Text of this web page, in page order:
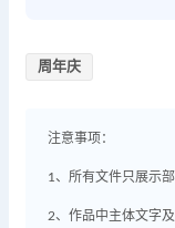
周年庆
注意事项：
1、所有文件只展示
2、作品中主体文字